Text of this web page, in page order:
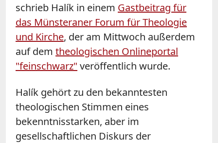
schrieb Halík in einem Gastbeitrag für
das Münsteraner Forum für Theologie
und Kirche, der am Mittwoch außerdem
auf dem theologischen Onlineportal
"feinschwarz" veröffentlich wurde.
Halík gehört zu den bekanntesten
theologischen Stimmen eines
bekenntnisstarken, aber im
gesellschaftlichen Diskurs der